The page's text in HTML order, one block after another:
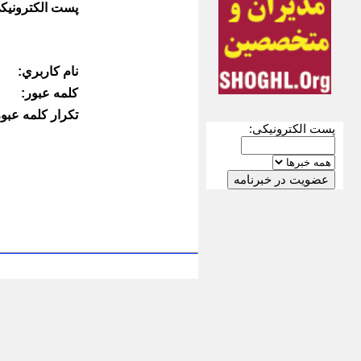
پست الکترونیکی:
پست
نام كاربري:
كلمه عبور:
تكرار كلمه